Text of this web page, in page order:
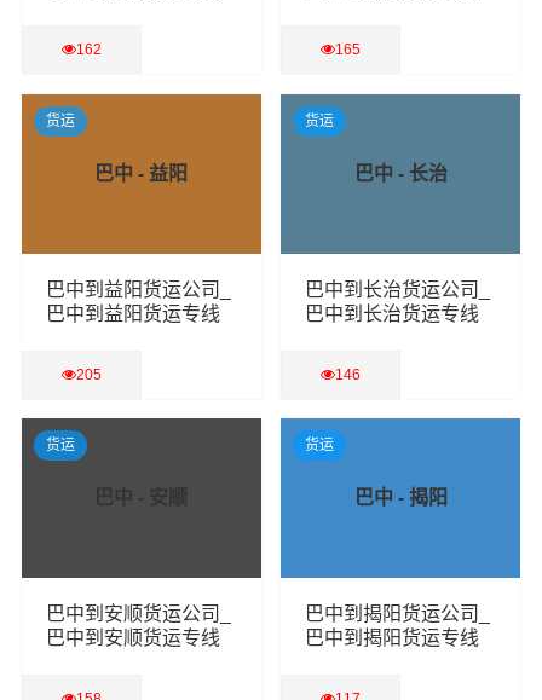
162
查看详细
165
查看详细
巴中 - 益阳
巴中到益阳货运公司_
巴中到益阳货运专线
205
查看详细
货运
巴中 - 长治
巴中到长治货运公司_
巴中到长治货运专线
146
查看详细
货运
巴中到安顺货运公司_
巴中到安顺货运专线
货运
巴中 - 揭阳
巴中到揭阳货运公司_
巴中到揭阳货运专线
货运